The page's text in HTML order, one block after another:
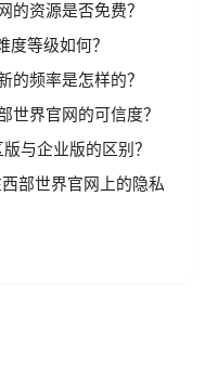
的资源是否免费？
度等级如何？
的频率是怎样的？
世界官网的可信度？
与企业版的区别？
部世界官网上的隐私